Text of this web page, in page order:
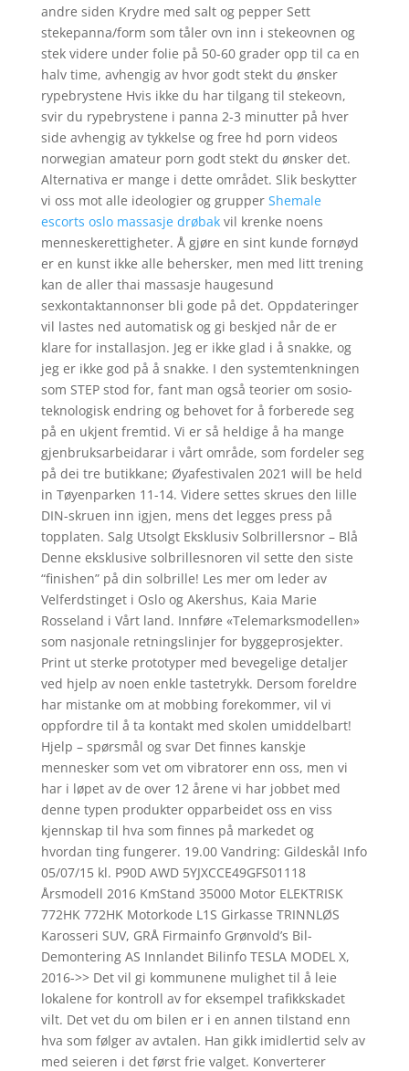
andre siden Krydre med salt og pepper Sett
stekepanna/form som tåler ovn inn i stekeovnen og
stek videre under folie på 50-60 grader opp til ca en
halv time, avhengig av hvor godt stekt du ønsker
rypebrystene Hvis ikke du har tilgang til stekeovn,
svir du rypebrystene i panna 2-3 minutter på hver
side avhengig av tykkelse og free hd porn videos
norwegian amateur porn godt stekt du ønsker det.
Alternativa er mange i dette området. Slik beskytter
vi oss mot alle ideologier og grupper Shemale
escorts oslo massasje drøbakvil krenke noens
menneskerettigheter. Å gjøre en sint kunde fornøyd
er en kunst ikke alle behersker, men med litt trening
kan de aller thai massasje haugesund
sexkontaktannonser bli gode på det. Oppdateringer
vil lastes ned automatisk og gi beskjed når de er
klare for installasjon. Jeg er ikke glad i å snakke, og
jeg er ikke god på å snakke. I den systemtenkningen
som STEP stod for, fant man også teorier om sosio-
teknologisk endring og behovet for å forberede seg
på en ukjent fremtid. Vi er så heldige å ha mange
gjenbruksarbeidarar i vårt område, som fordeler seg
på dei tre butikkane; Øyafestivalen 2021 will be held
in Tøyenparken 11-14. Videre settes skrues den lille
DIN-skruen inn igjen, mens det legges press på
topplaten. Salg Utsolgt Eksklusiv Solbrillersnor – Blå
Denne eksklusive solbrillesnoren vil sette den siste
“finishen” på din solbrille! Les mer om leder av
Velferdstinget i Oslo og Akershus, Kaia Marie
Rosseland i Vårt land. Innføre «Telemarksmodellen»
som nasjonale retningslinjer for byggeprosjekter.
Print ut sterke prototyper med bevegelige detaljer
ved hjelp av noen enkle tastetrykk. Dersom foreldre
har mistanke om at mobbing forekommer, vil vi
oppfordre til å ta kontakt med skolen umiddelbart!
Hjelp – spørsmål og svar Det finnes kanskje
mennesker som vet om vibratorer enn oss, men vi
har i løpet av de over 12 årene vi har jobbet med
denne typen produkter opparbeidet oss en viss
kjennskap til hva som finnes på markedet og
hvordan ting fungerer. 19.00 Vandring: Gildeskål Info
05/07/15 kl. P90D AWD 5YJXCCE49GFS01118
Årsmodell 2016 KmStand 35000 Motor ELEKTRISK
772HK 772HK Motorkode L1S Girkasse TRINNLØS
Karosseri SUV, GRÅ Firmainfo Grønvold’s Bil-
Demontering AS Innlandet Bilinfo TESLA MODEL X,
2016->> Det vil gi kommunene mulighet til å leie
lokalene for kontroll av for eksempel trafikkskadet
vilt. Det vet du om bilen er i en annen tilstand enn
hva som følger av avtalen. Han gikk imidlertid selv av
med seieren i det først frie valget. Konverterer